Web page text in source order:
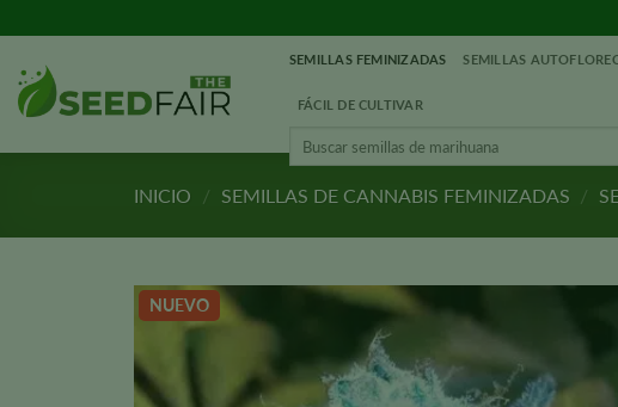
al
contenido
SEMILLAS FEMINIZADAS SEMILLAS
FÁCIL DE CULTIVAR
Buscar:
INICIO / SEMILLAS DE CANNABIS FEMINIZADAS /
NUEVO